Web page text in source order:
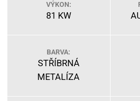
VÝKON:
81 KW
BARVA:
STŘÍBRNÁ
METALÍZA